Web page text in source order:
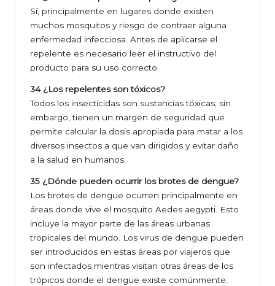
Sí, principalmente en lugares donde existen
muchos mosquitos y riesgo de contraer alguna
enfermedad infecciosa. Antes de aplicarse el
repelente es necesario leer el instructivo del
producto para su uso correcto.
34 ¿Los repelentes son tóxicos?
Todos los insecticidas son sustancias tóxicas; sin
embargo, tienen un margen de seguridad que
permite calcular la dosis apropiada para matar a los
diversos insectos a que van dirigidos y evitar daño
a la salud en humanos.
35 ¿Dónde pueden ocurrir los brotes de dengue?
Los brotes de dengue ocurren principalmente en
áreas donde vive el mosquito Aedes aegypti. Esto
incluye la mayor parte de las áreas urbanas
tropicales del mundo. Los virus de dengue pueden
ser introducidos en estas áreas por viajeros que
son infectados mientras visitan otras áreas de los
trópicos donde el dengue existe comúnmente.